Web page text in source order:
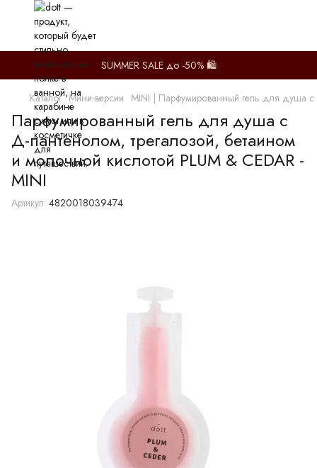
SUMMER SALE до -50% 🛍️
Каталог Мини-версии MINI | Парфумированный гель для душа с
Парфумированный гель для душа с
Д-пантенолом, трегалозой, бетаином
и молочной кислотой PLUM & CEDAR -
MINI
Артикул: 4820018039474